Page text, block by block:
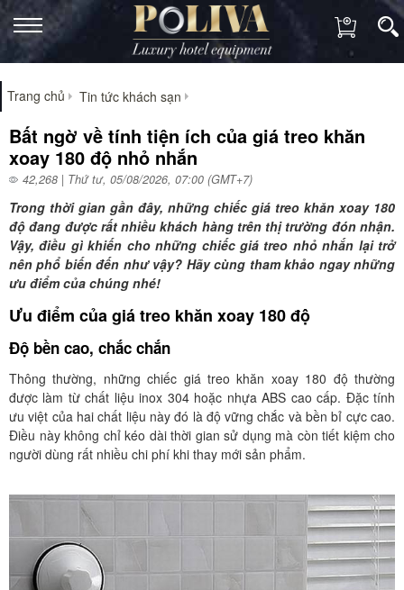
Trang chủ Tin tức khách sạn
Bất ngờ về tính tiện ích của giá treo khăn
xoay 180 độ nhỏ nhắn
42,268 | Thứ tư, 05/08/2026, 07:00 (GMT+7)
Trong thời gian gần đây, những chiếc giá treo khăn xoay 180
độ đang được rất nhiều khách hàng trên thị trường đón nhận.
Vậy, điều gì khiến cho những chiếc giá treo nhỏ nhắn lại trở
nên phổ biến đến như vậy? Hãy cùng tham khảo ngay những
ưu điểm của chúng nhé!
Ưu điểm của giá treo khăn xoay 180 độ
Độ bền cao, chắc chắn
Thông thường, những chiếc giá treo khăn xoay 180 độ thường
được làm từ chất liệu inox 304 hoặc nhựa ABS cao cấp. Đặc tính
ưu việt của hai chất liệu này đó là độ vững chắc và bền bỉ cực cao.
Điều này không chỉ kéo dài thời gian sử dụng mà còn tiết kiệm cho
người dùng rất nhiều chi phí khi thay mới sản phẩm.